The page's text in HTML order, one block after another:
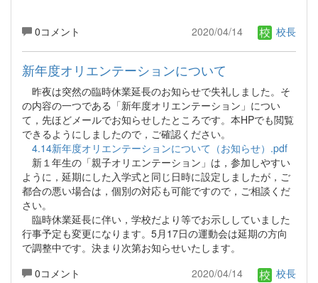
0コメント 2020/04/14 校長
新年度オリエンテーションについて
昨夜は突然の臨時休業延長のお知らせで失礼しました。そ
の内容の一つである「新年度オリエンテーション」につい
て，先ほどメールでお知らせしたところです。本HPでも閲覧
できるようにしましたので，ご確認ください。
4.14新年度オリエンテーションについて（お知らせ）.pdf
新１年生の「親子オリエンテーション」は，参加しやすい
ように，延期にした入学式と同じ日時に設定しましたが，ご
都合の悪い場合は，個別の対応も可能ですので，ご相談くだ
さい。
臨時休業延長に伴い，学校だより等でお示ししていました
行事予定も変更になります。5月17日の運動会は延期の方向
で調整中です。決まり次第お知らせいたします。
0コメント
2020/04/14 校長